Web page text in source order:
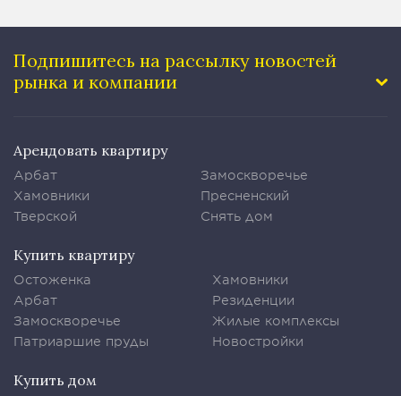
Подпишитесь на рассылку новостей
рынка и компании
Арендовать квартиру
Арбат
Хамовники
Тверской
Замоскворечье
Пресненский
Снять дом
Купить квартиру
Остоженка
Арбат
Замоскворечье
Патриаршие пруды
Хамовники
Резиденции
Жилые комплексы
Новостройки
Купить дом